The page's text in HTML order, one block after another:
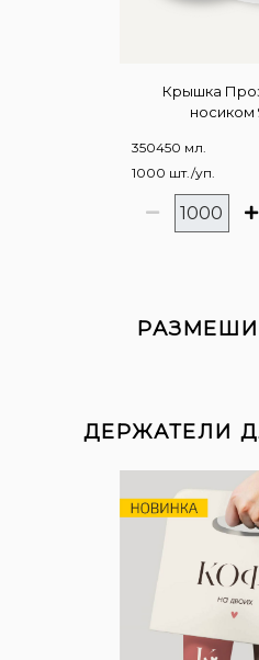
Крышка
носиком
350450 мл.
1000 шт./уп.
ДЕРЖАТЕЛИ